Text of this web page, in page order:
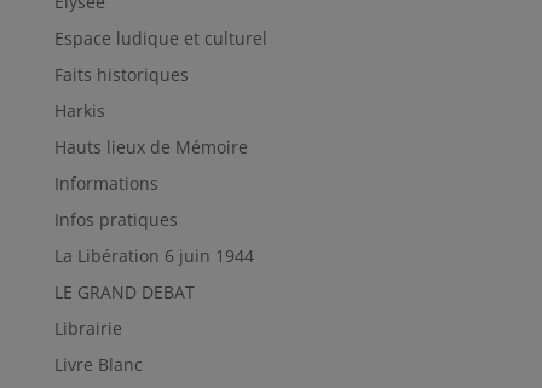
Espace ludique et culturel
Faits historiques
Harkis
Hauts lieux de Mémoire
Informations
Infos pratiques
La Libération 6 juin 1944
LE GRAND DEBAT
Librairie
Livre Blanc